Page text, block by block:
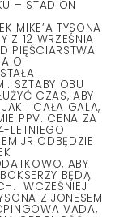
– STADION
MIKE’A TYSONA
Z 12 WRZEŚNIA
PIĘŚCIARSTWA
O
SZTABY OBU
CZAS, ABY
JAK I CAŁA GALA,
PPV. CENA ZA
LETNIEGO
JR ODBĘDZIE
ABY
BĘDĄ
WCZEŚNIEJ
Z JONESEM
VADA,